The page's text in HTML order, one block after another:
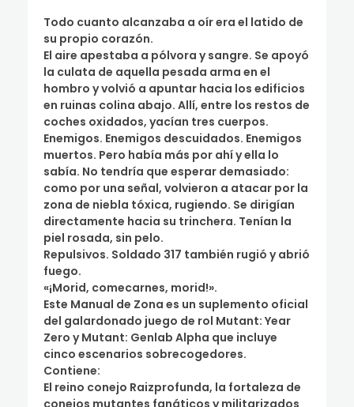
Todo cuanto alcanzaba a oír era el latido de
su propio corazón.
El aire apestaba a pólvora y sangre. Se apoyó
la culata de aquella pesada arma en el
hombro y volvió a apuntar hacia los edificios
en ruinas colina abajo. Allí, entre los restos de
coches oxidados, yacían tres cuerpos.
Enemigos. Enemigos descuidados. Enemigos
muertos. Pero había más por ahí y ella lo
sabía. No tendría que esperar demasiado:
como por una señal, volvieron a atacar por la
zona de niebla tóxica, rugiendo. Se dirigían
directamente hacia su trinchera. Tenían la
piel rosada, sin pelo.
Repulsivos. Soldado 317 también rugió y abrió
fuego.
«¡Morid, comecarnes, morid!».
Este Manual de Zona es un suplemento oficial
del galardonado juego de rol Mutant: Year
Zero y Mutant: Genlab Alpha que incluye
cinco escenarios sobrecogedores.
Contiene:
El reino conejo Raizprofunda, la fortaleza de